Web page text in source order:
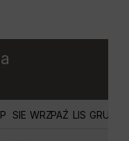
SIE WRZPAŹ LIS GRU